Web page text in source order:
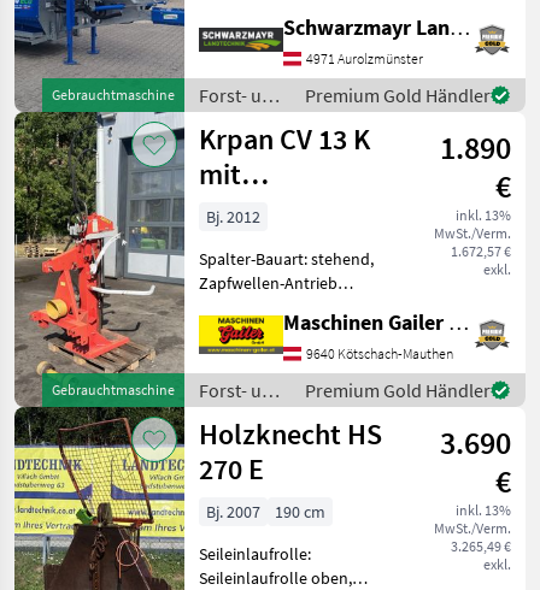
Gebrauchtmaschine
2020 Baujahr - mit Fahrwerk
- mit mechanisch
klappbaren Förderband 4,
40m - mit Zapfwelle
Schwarzmayr Landtechnik GmbH - Aurolzmünster
4971 Aurolzmünster
Forst- und
Holztechnik
/
Binderberger
Premium Gold Händler
Gebrauchtmaschine
Krpan CV 13 K
mit
Zapfwellenantrieb
1.890
€
inkl. 13%
MwSt./Verm.
1.672,57 €
exkl.
Bj. 2012
Spalter-Bauart: stehend,
Zapfwellen-Antrieb
Spaltkraft 13 to - Spaltlänge
bis zu 110 cm -
Zapfwellenantrieb -
Gelenkwelle - mechanisch
Maschinen Gailer GmbH
9640 Kötschach-Mauthen
Forst- und
Holztechnik
/ Krpan
Premium Gold Händler
Holzknecht HS
270 E
3.690
€
inkl. 13%
MwSt./Verm.
3.265,49 €
exkl.
Bj. 2007
190 cm
Seileinlaufrolle:
Seileinlaufrolle oben,